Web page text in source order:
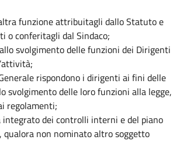
funzione attribuitagli dallo Statuto e
o conferitagli dal Sindaco;
svolgimento delle funzioni dei Dirigenti
rispondono i dirigenti ai fini delle
svolgimento delle loro funzioni alla legge,
regolamenti;
integrato dei controlli interni e del piano
qualora non nominato altro soggetto